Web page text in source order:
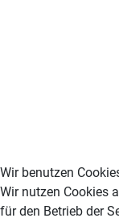
Wir benutzen
Wir nutzen Cookies
für den Betrieb der